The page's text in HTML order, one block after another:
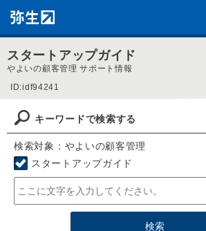
スタートアップガイド
やよいの顧客管理 サポート情報
ID:idf94241
キーワードで検索する
検索対象：やよいの顧客管理
スタートアップガイド